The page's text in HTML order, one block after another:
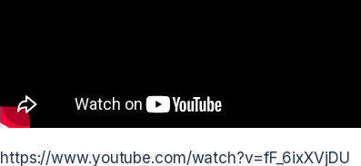
https://www.youtube.com/watch?v=fF_6ixXVjDU